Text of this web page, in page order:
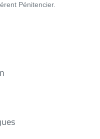
Pénitencier.